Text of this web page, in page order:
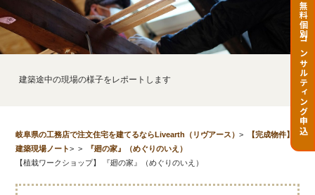
無料個別コンサルティング申込
建築途中の現場の様子をレポートします
岐阜県の工務店で注文住宅を建てるならLivearth（リヴアース）>
建築現場ノート>
【完成物件】
『廻の家』（めぐりのいえ）
>
【植栽ワークショップ】 『廻の家』（めぐりのいえ）